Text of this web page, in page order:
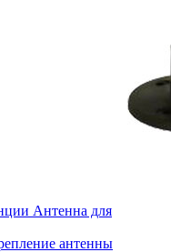
Антенна для
антенны